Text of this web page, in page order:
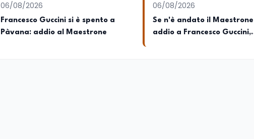
06/08/2026
Francesco Guccini si è spento a
Pàvana: addio al Maestrone
06/08/2026
Se n'è andato il
addio a Francesco Guccini,